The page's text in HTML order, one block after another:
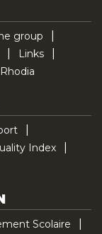
group
Links
Index
Scolaire